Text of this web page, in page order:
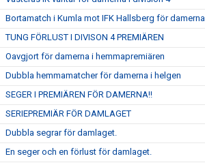
Bortamatch i Kumla mot IFK Hallsberg för damerna.
TUNG FÖRLUST I DIVISON 4 PREMIÄREN
Oavgjort för damerna i hemmapremiären
Dubbla hemmamatcher för damerna i helgen
SEGER I PREMIÄREN FÖR DAMERNA!!
SERIEPREMIÄR FÖR DAMLAGET
Dubbla segrar för damlaget.
En seger och en förlust för damlaget.